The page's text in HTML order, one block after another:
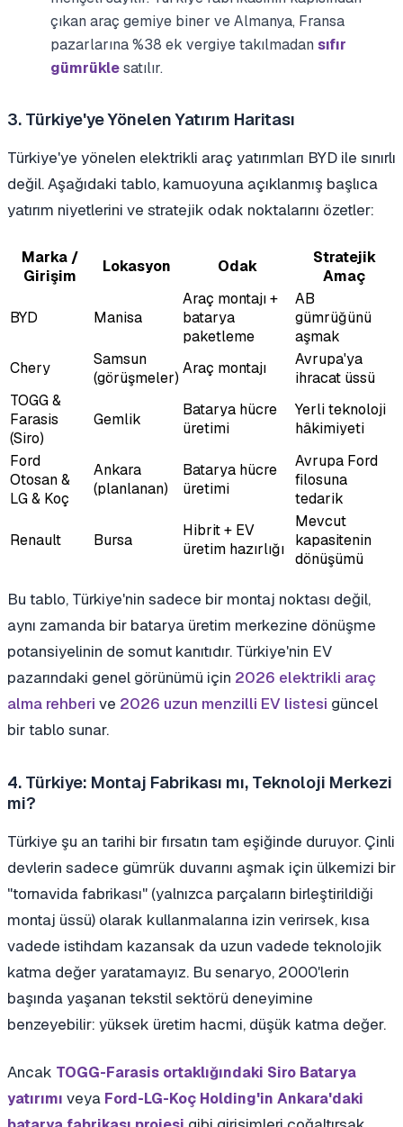
çıkan araç gemiye biner ve Almanya, Fransa
pazarlarına %38 ek vergiye takılmadan sıfır
gümrüklesatılır.
3. Türkiye'ye Yönelen Yatırım Haritası
Türkiye'ye yönelen elektrikli araç yatırımları BYD ile sınırlı
değil. Aşağıdaki tablo, kamuoyuna açıklanmış başlıca
yatırım niyetlerini ve stratejik odak noktalarını özetler:
Marka /
Girişim
Lokasyon Odak
Stratejik
Amaç
BYD Manisa
Araç montajı +
batarya
paketleme
AB
gümrüğünü
aşmak
Chery
Samsun
(görüşmeler)
Araç montajı
Avrupa'ya
ihracat üssü
TOGG &
Farasis
(Siro)
Gemlik
Batarya hücre
üretimi
Yerli teknoloji
hâkimiyeti
Ford
Otosan &
LG & Koç
Ankara
(planlanan)
Batarya hücre
üretimi
Avrupa Ford
filosuna
tedarik
Renault Bursa
Hibrit + EV
üretim hazırlığı
Mevcut
kapasitenin
dönüşümü
Bu tablo, Türkiye'nin sadece bir montaj noktası değil,
aynı zamanda bir batarya üretim merkezine dönüşme
potansiyelinin de somut kanıtıdır. Türkiye'nin EV
pazarındaki genel görünümü için 2026 elektrikli araç
alma rehberi ve 2026 uzun menzilli EV listesi güncel
bir tablo sunar.
4. Türkiye: Montaj Fabrikası mı, Teknoloji Merkezi
mi?
Türkiye şu an tarihi bir fırsatın tam eşiğinde duruyor. Çinli
devlerin sadece gümrük duvarını aşmak için ülkemizi bir
"tornavida fabrikası" (yalnızca parçaların birleştirildiği
montaj üssü) olarak kullanmalarına izin verirsek, kısa
vadede istihdam kazansak da uzun vadede teknolojik
katma değer yaratamayız. Bu senaryo, 2000'lerin
başında yaşanan tekstil sektörü deneyimine
benzeyebilir: yüksek üretim hacmi, düşük katma değer.
Ancak TOGG-Farasis ortaklığındaki Siro Batarya
yatırımı veya Ford-LG-Koç Holding'in Ankara'daki